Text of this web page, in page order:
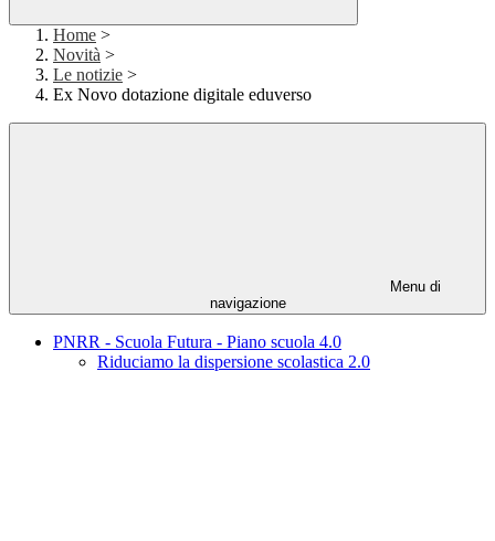
Home >
Novità >
Le notizie >
Ex Novo dotazione digitale eduverso
Menu di
navigazione
PNRR - Scuola Futura - Piano scuola 4.0
Riduciamo la dispersione scolastica 2.0